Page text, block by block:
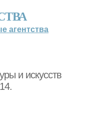
агентства
и искусств